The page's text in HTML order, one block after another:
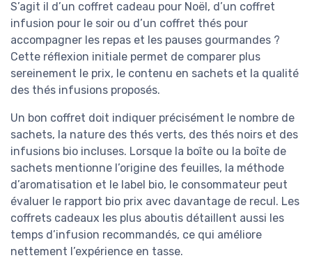
S’agit il d’un coffret cadeau pour Noël, d’un coffret
infusion pour le soir ou d’un coffret thés pour
accompagner les repas et les pauses gourmandes ?
Cette réflexion initiale permet de comparer plus
sereinement le prix, le contenu en sachets et la qualité
des thés infusions proposés.
Un bon coffret doit indiquer précisément le nombre de
sachets, la nature des thés verts, des thés noirs et des
infusions bio incluses. Lorsque la boîte ou la boîte de
sachets mentionne l’origine des feuilles, la méthode
d’aromatisation et le label bio, le consommateur peut
évaluer le rapport bio prix avec davantage de recul. Les
coffrets cadeaux les plus aboutis détaillent aussi les
temps d’infusion recommandés, ce qui améliore
nettement l’expérience en tasse.